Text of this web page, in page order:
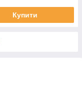
Купити